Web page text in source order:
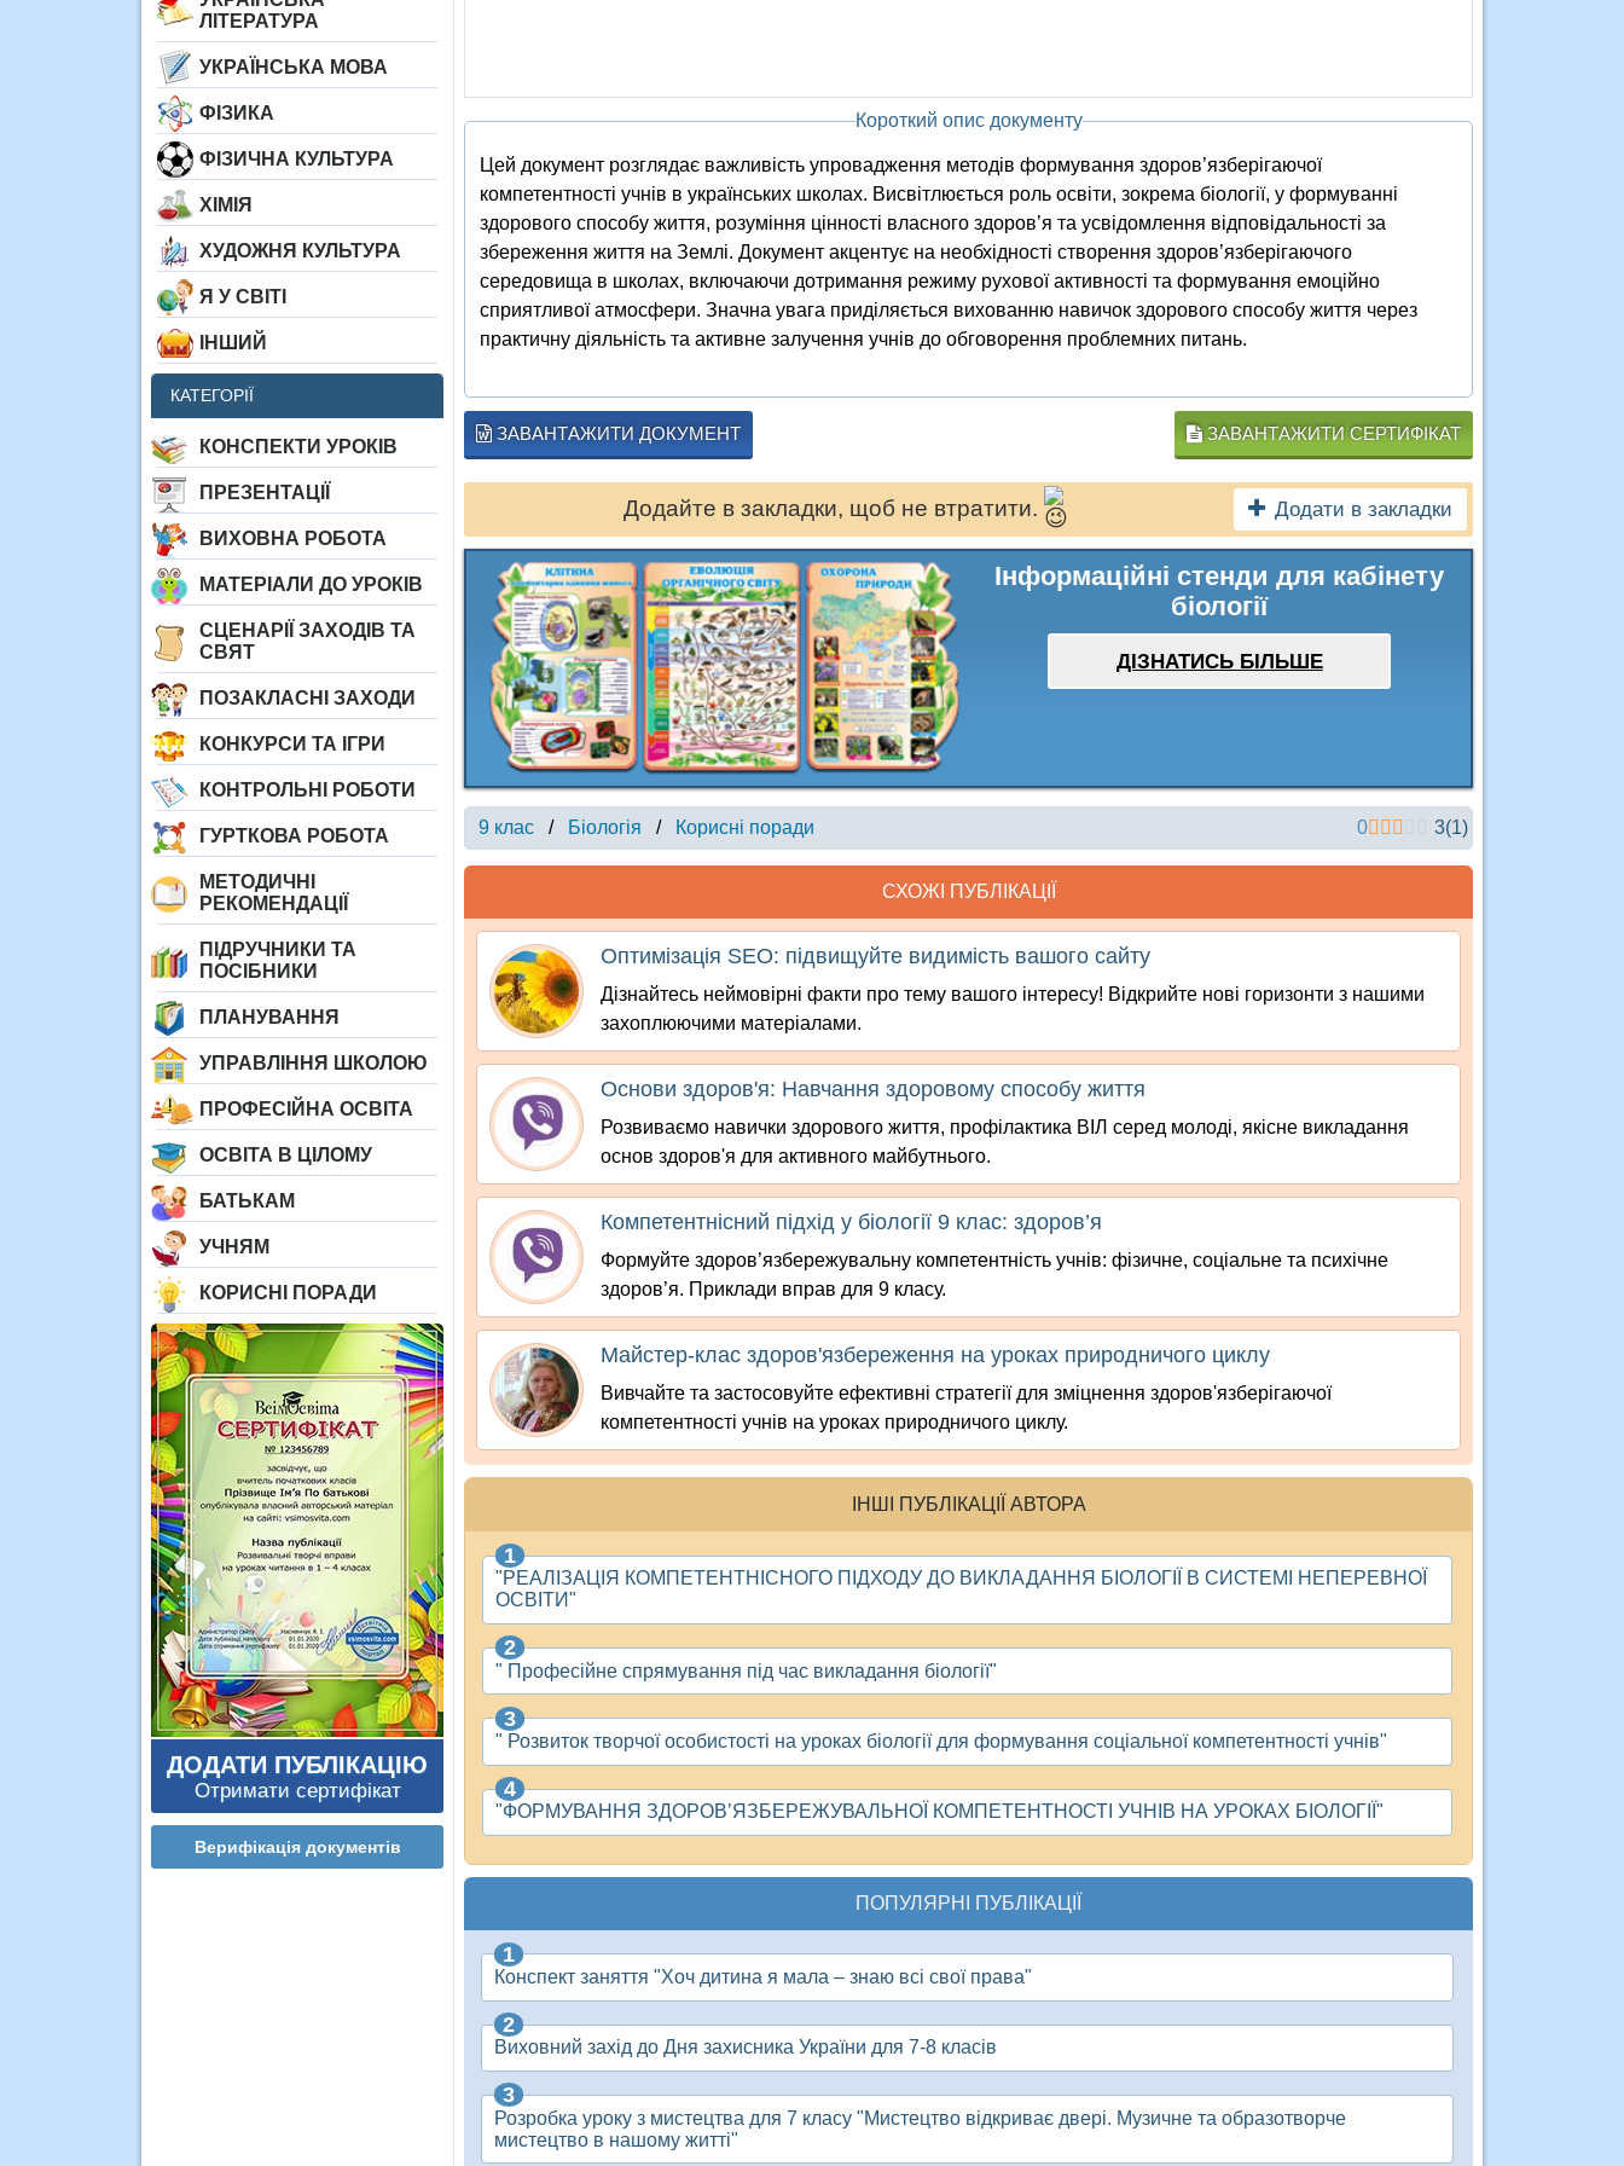
ЛІТЕРАТУРА
УКРАЇНСЬКА МОВА
ФІЗИКА
ФІЗИЧНА КУЛЬТУРА
ХІМІЯ
ХУДОЖНЯ КУЛЬТУРА
Я У СВІТІ
ІНШИЙ
КАТЕГОРІЇ
КОНСПЕКТИ УРОКІВ
ПРЕЗЕНТАЦІЇ
ВИХОВНА РОБОТА
МАТЕРІАЛИ ДО УРОКІВ
СЦЕНАРІЇ ЗАХОДІВ ТА
СВЯТ
ПОЗАКЛАСНІ ЗАХОДИ
КОНКУРСИ ТА ІГРИ
КОНТРОЛЬНІ РОБОТИ
ГУРТКОВА РОБОТА
МЕТОДИЧНІ
РЕКОМЕНДАЦІЇ
ПІДРУЧНИКИ ТА
ПОСІБНИКИ
ПЛАНУВАННЯ
УПРАВЛІННЯ ШКОЛОЮ
ПРОФЕСІЙНА ОСВІТА
ОСВІТА В ЦІЛОМУ
БАТЬКАМ
УЧНЯМ
КОРИСНІ ПОРАДИ
ДОДАТИ ПУБЛІКАЦІЮ
Отримати сертифікат
Верифікація документів
Короткий опис документу
Цей документ розглядає важливість упровадження методів формування здоров’язберігаючої
компетентності учнів в українських школах. Висвітлюється роль освіти, зокрема біології, у формуванні
здорового способу життя, розуміння цінності власного здоров’я та усвідомлення відповідальності за
збереження життя на Землі. Документ акцентує на необхідності створення здоров’язберігаючого
середовища в школах, включаючи дотримання режиму рухової активності та формування емоційно
сприятливої атмосфери. Значна увага приділяється вихованню навичок здорового способу життя через
практичну діяльність та активне залучення учнів до обговорення проблемних питань.
ЗАВАНТАЖИТИ ДОКУМЕНТ ЗАВАНТАЖИТИ СЕРТИФІКАТ
Додайте в закладки, щоб не втратити. Додати в закладки
Інформаційні стенди для кабінету
біології
ДІЗНАТИСЬ БІЛЬШЕ
9 клас / Біологія / Корисні поради 0 3(1)
СХОЖІ ПУБЛІКАЦІЇ
Оптимізація SEO: підвищуйте видимість вашого сайту
Дізнайтесь неймовірні факти про тему вашого інтересу! Відкрийте нові горизонти з нашими
захоплюючими матеріалами.
Основи здоров'я: Навчання здоровому способу життя
Розвиваємо навички здорового життя, профілактика ВІЛ серед молоді, якісне викладання
основ здоров'я для активного майбутнього.
Компетентнісний підхід у біології 9 клас: здоров’я
Формуйте здоров’язбережувальну компетентність учнів: фізичне, соціальне та психічне
здоров’я. Приклади вправ для 9 класу.
Майстер-клас здоров'язбереження на уроках природничого циклу
Вивчайте та застосовуйте ефективні стратегії для зміцнення здоров'язберігаючої
компетентності учнів на уроках природничого циклу.
ІНШІ ПУБЛІКАЦІЇ АВТОРА
"РЕАЛІЗАЦІЯ КОМПЕТЕНТНІСНОГО ПІДХОДУ ДО ВИКЛАДАННЯ БІОЛОГІЇ В СИСТЕМІ НЕПЕРЕВНОЇ
ОСВІТИ"
" Професійне спрямування під час викладання біології"
" Розвиток творчої особистості на уроках біології для формування соціальної компетентності учнів"
"ФОРМУВАННЯ ЗДОРОВ’ЯЗБЕРЕЖУВАЛЬНОЇ КОМПЕТЕНТНОСТІ УЧНІВ НА УРОКАХ БІОЛОГІЇ"
ПОПУЛЯРНІ ПУБЛІКАЦІЇ
Конспект заняття "Хоч дитина я мала – знаю всі свої права"
Виховний захід до Дня захисника України для 7-8 класів
Розробка уроку з мистецтва для 7 класу "Мистецтво відкриває двері. Музичне та образотворче
мистецтво в нашому житті"